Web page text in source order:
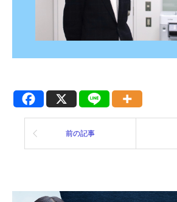
前の記事